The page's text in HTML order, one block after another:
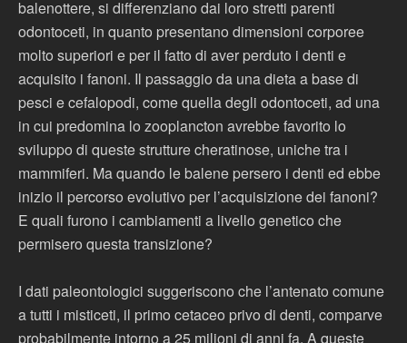
balenottere, si differenziano dai loro stretti parenti
odontoceti, in quanto presentano dimensioni corporee
molto superiori e per il fatto di aver perduto i denti e
acquisito i fanoni. Il passaggio da una dieta a base di
pesci e cefalopodi, come quella degli odontoceti, ad una
in cui predomina lo zooplancton avrebbe favorito lo
sviluppo di queste strutture cheratinose, uniche tra i
mammiferi. Ma quando le balene persero i denti ed ebbe
inizio il percorso evolutivo per l’acquisizione dei fanoni?
E quali furono i cambiamenti a livello genetico che
permisero questa transizione?
I dati paleontologici suggeriscono che l’antenato comune
a tutti i misticeti, il primo cetaceo privo di denti, comparve
probabilmente intorno a 25 milioni di anni fa. A queste